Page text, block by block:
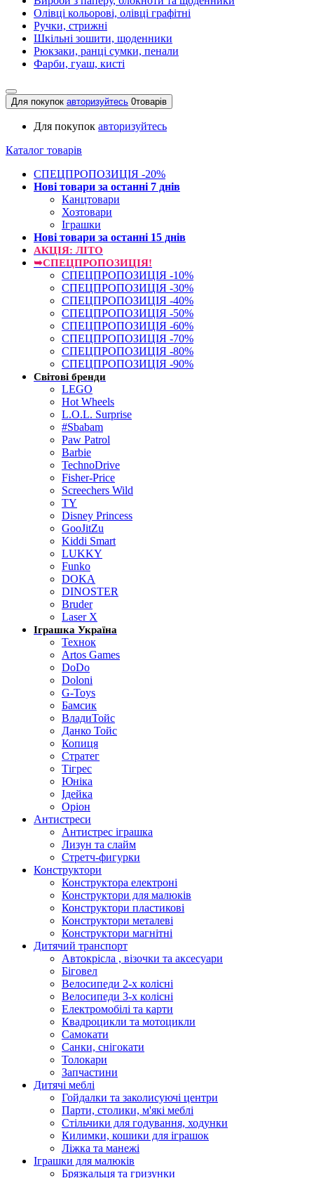
Олівці кольорові, олівці графітні
Ручки, стрижні
Шкільні зошити, щоденники
Рюкзаки, ранці сумки, пенали
Фарби, гуаш, кисті
Для покупок авторизуйтесь 0товарів
Для покупок авторизуйтесь
Каталог товарів
СПЕЦПРОПОЗИЦІЯ -20%
Нові товари за останнi 7 днiв
Канцтовари
Хозтовари
Іграшки
Нові товари за останнi 15 днiв
АКЦІЯ: ЛІТО
➥СПЕЦПРОПОЗИЦІЯ!
СПЕЦПРОПОЗИЦІЯ -10%
СПЕЦПРОПОЗИЦІЯ -30%
СПЕЦПРОПОЗИЦІЯ -40%
СПЕЦПРОПОЗИЦІЯ -50%
СПЕЦПРОПОЗИЦІЯ -60%
СПЕЦПРОПОЗИЦІЯ -70%
СПЕЦПРОПОЗИЦІЯ -80%
СПЕЦПРОПОЗИЦІЯ -90%
Світові бренди
LEGO
Hot Wheels
L.O.L. Surprise
#Sbabam
Paw Patrol
Barbie
TechnoDrive
Fisher-Price
Screechers Wild
TY
Disney Princess
GooJitZu
Kiddi Smart
LUKKY
Funko
DOKA
DINOSTER
Bruder
Laser X
Іграшка Україна
Технок
Artos Games
DoDo
Doloni
G-Toys
Бамсик
ВладиТойс
Данко Тойс
Копиця
Стратег
Тігрес
Юніка
Ідейка
Оріон
Антистреси
Антистрес іграшка
Лизун та слайм
Стретч-фигурки
Конструктори
Конструктора електроні
Конструктори для малюків
Конструктори пластикові
Конструктори металеві
Конструктори магнітні
Дитячий транспорт
Автокрісла , візочки та аксесуари
Біговел
Велосипеди 2-х колісні
Велосипеди 3-х колісні
Електромобілі та карти
Квадроцикли та мотоцикли
Самокати
Санки, снігокати
Толокари
Запчастини
Дитячі меблі
Гойдалки та заколисуючі центри
Парти, столики, м'які меблі
Стільчики для годування, ходунки
Килимки, кошики для іграшок
Ліжка та манежі
Іграшки для малюків
Брязкальця та гризунки